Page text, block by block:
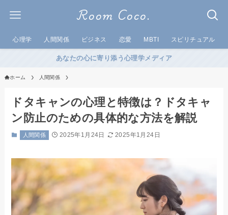
Room Coco.
心理学 人間関係 ビジネス 恋愛 MBTI スピリチュアル
あなたの心に寄り添う心理学メディア
ホーム 人間関係
ドタキャンの心理と特徴は？ドタキャ
ン防止のための具体的な方法を解説
人間関係 2025年1月24日 2025年1月24日